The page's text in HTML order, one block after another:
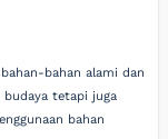
bahan alami dan
budaya tetapi juga
bahan